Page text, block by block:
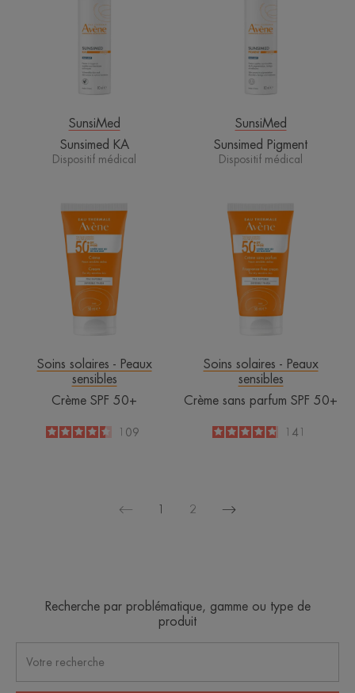
SunsiMed
Sunsimed KA
Dispositif médical
SunsiMed
Sunsimed Pigment
Dispositif médical
SPF
50+
Soins solaires - Peaux
sensibles
Crème SPF 50+
4.4
/5109
sans
parfum
SPF
50+
Soins solaires - Peaux
sensibles
Crème sans parfum SPF 50+
4.8
/5141
2
Page
Recherche par problématique, gamme ou type de
produit